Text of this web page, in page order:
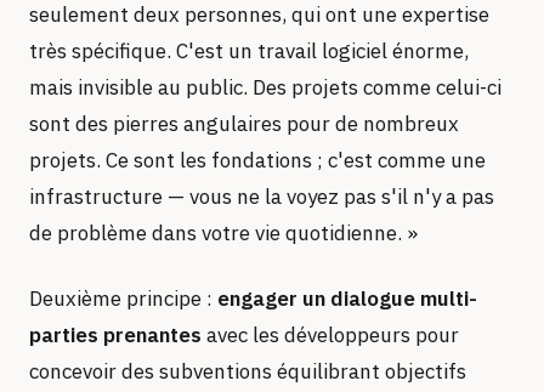
seulement deux personnes, qui ont une expertise
très spécifique. C'est un travail logiciel énorme,
mais invisible au public. Des projets comme celui-ci
sont des pierres angulaires pour de nombreux
projets. Ce sont les fondations ; c'est comme une
infrastructure — vous ne la voyez pas s'il n'y a pas
de problème dans votre vie quotidienne. »
Deuxième principe : engager un dialogue multi-
parties prenantes avec les développeurs pour
concevoir des subventions équilibrant objectifs